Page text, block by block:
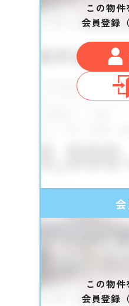
この物
会員登録
この物
会員登録